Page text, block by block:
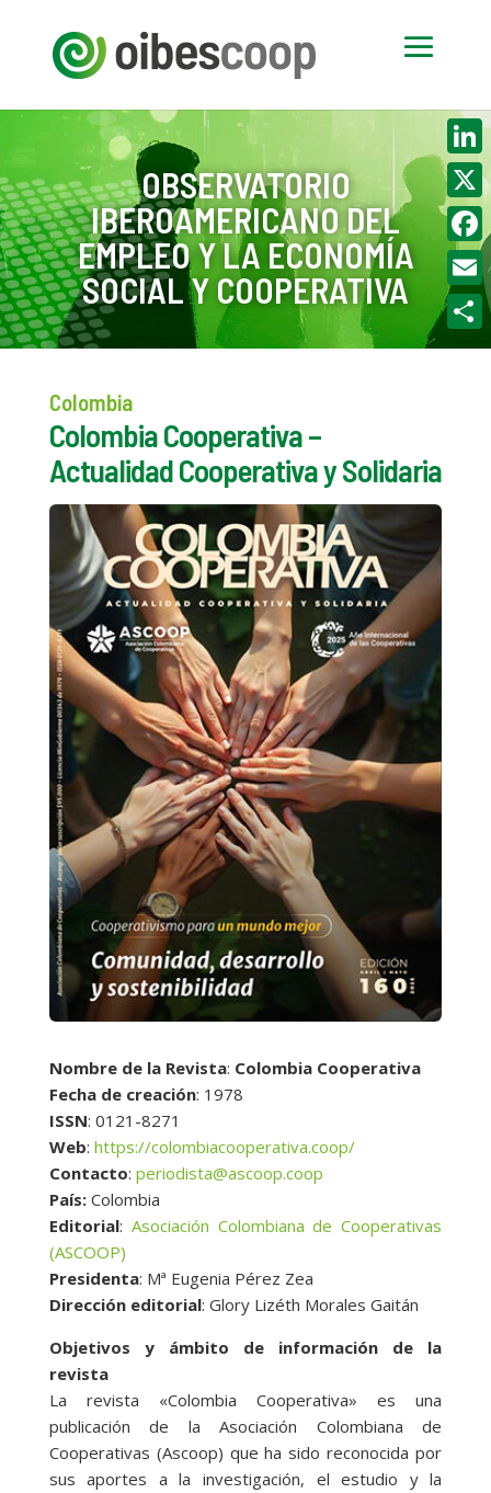
OBSERVATORIO
IBEROAMERICANO DEL
EMPLEO Y LA ECONOMÍA
SOCIAL Y COOPERATIVA
Colombia
Colombia Cooperativa –
Actualidad Cooperativa y Solidaria
Nombre de la Revista: Colombia Cooperativa
Fecha de creación: 1978
ISSN: 0121-8271
Web: https://colombiacooperativa.coop/
Contacto: periodista@ascoop.coop
País:Colombia
Editorial: Asociación Colombiana de Cooperativas
(ASCOOP)
Presidenta: Mª Eugenia Pérez Zea
Dirección editorial: Glory Lizéth Morales Gaitán
Objetivos y ámbito de información de la
revista
La revista «Colombia Cooperativa» es una
publicación de la Asociación Colombiana de
Cooperativas (Ascoop) que ha sido reconocida por
sus aportes a la investigación, el estudio y la
X
Email